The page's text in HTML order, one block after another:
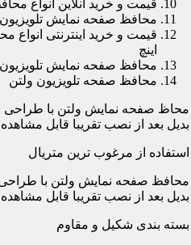
قیمت و خرید آنلاین انواع محافظ
محافظ صفحه نمایش تلویزیون 43 اینچ
اینچ
محافظ صفحه نمایش تلویزیون 46 اینچ
محافظ صفحه تلویزیون ولتن
محاظ صفحه نمایش ولتن با
بدیل بعد از نصب تقریبا قابل
استفاده از مرغوب ترین متریال
محافظ صفحه نمایش ولتن با
بدیل بعد از نصب تقریبا قابل
بسته بندی شکیل و مقاوم